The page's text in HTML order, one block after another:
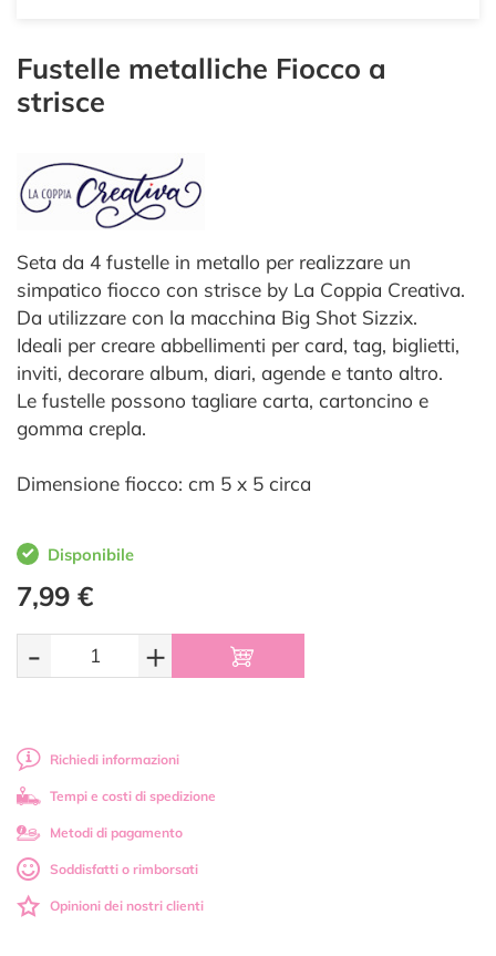
Fustelle metalliche Fiocco a
strisce
Seta da 4 fustelle in metallo per realizzare un
simpatico fiocco con strisce by La Coppia Creativa.
Da utilizzare con la macchina Big Shot Sizzix.
Ideali per creare abbellimenti per card, tag, biglietti,
inviti, decorare album, diari, agende e tanto altro.
Le fustelle possono tagliare carta, cartoncino e
gomma crepla.
Dimensione fiocco: cm 5 x 5 circa
Disponibile
7,99 €
- +
Richiedi informazioni
Tempi e costi di spedizione
Metodi di pagamento
Soddisfatti o rimborsati
Opinioni dei nostri clienti